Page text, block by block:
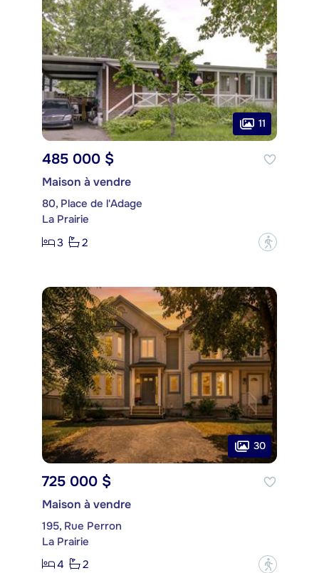
11
485 000 $
Maison à vendre
80, Place de l'Adage
La Prairie
3
2 ?
30
725 000 $
Maison à vendre
195, Rue Perron
La Prairie
4
2 ?